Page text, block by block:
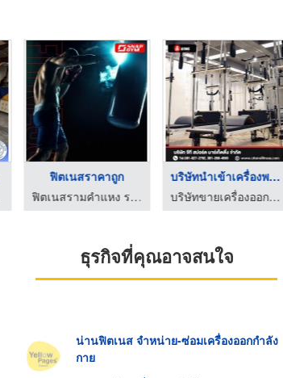
ฟิตเนสราคาถูก
ฟิตเนสรามคำแหง ราคาถูก - Snap Gym
บริษัทนำเข้าเครื่องพ ...
บริษัทขายเครื่องออกกำลังกาย Brand Atoms Pilates
ธุรกิจที่คุณอาจสนใจ
น่านฟิตเนส จำหน่าย-ซ่อมเครื่องออกกำลัง
กาย